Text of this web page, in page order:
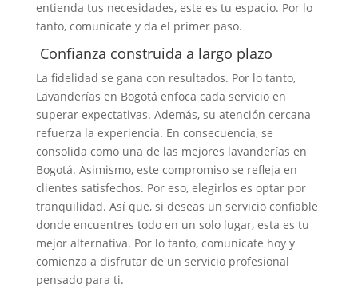
entienda tus necesidades, este es tu espacio. Por lo
tanto, comunícate y da el primer paso.
Confianza construida a largo plazo
La fidelidad se gana con resultados. Por lo tanto,
Lavanderías en Bogotá enfoca cada servicio en
superar expectativas. Además, su atención cercana
refuerza la experiencia. En consecuencia, se
consolida como una de las mejores lavanderías en
Bogotá. Asimismo, este compromiso se refleja en
clientes satisfechos. Por eso, elegirlos es optar por
tranquilidad. Así que, si deseas un servicio confiable
donde encuentres todo en un solo lugar, esta es tu
mejor alternativa. Por lo tanto, comunícate hoy y
comienza a disfrutar de un servicio profesional
pensado para ti.